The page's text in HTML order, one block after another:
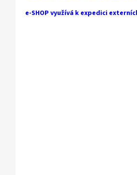
e-SHOP využívá k expedici